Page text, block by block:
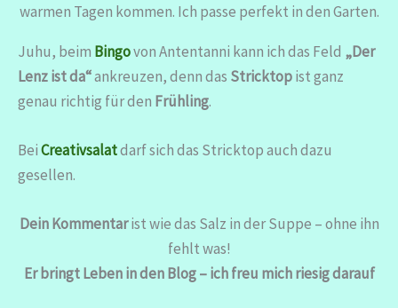
warmen Tagen kommen. Ich passe perfekt in den Garten.
Juhu, beim Bingovon Antentanni kann ich das Feld „Der
Lenz ist da“ankreuzen, denn das Stricktopist ganz
genau richtig für den Frühling.
BeiCreativsalatdarf sich das Stricktop auch dazu
gesellen.
Dein Kommentarist wie das Salz in der Suppe – ohne ihn
fehlt was!
Er bringt Leben in den Blog – ich freu mich riesig darauf